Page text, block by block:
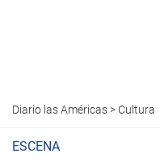
Diario las Américas> Cultura
ESCENA